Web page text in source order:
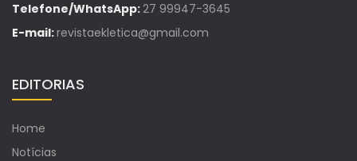
Telefone/WhatsApp:27 99947-3645
E-mail:revistaekletica@gmail.com
EDITORIAS
Home
Notícias